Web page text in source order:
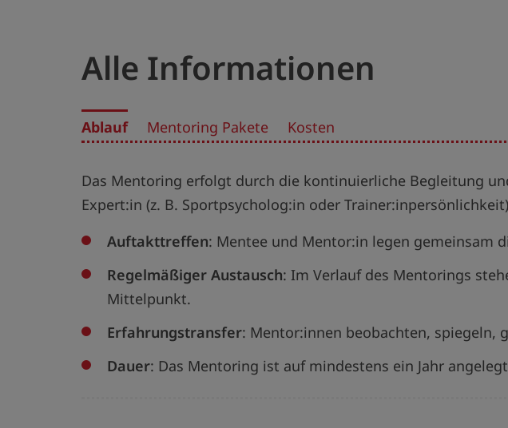
Alle Informationen
Ablauf Mentoring Pakete Kosten
Das Mentoring erfolgt durch die kontinuierliche Begleitung
Expert:in (z. B. Sportpsycholog:in oder
Auftakttreffen: Mentee und Mentor:in legen gemeinsam
Regelmäßiger Austausch: Im Verlauf des Mentorings
Mittelpunkt.
Erfahrungstransfer: Mentor:innen beobachten, spiegeln,
Dauer: Das Mentoring ist auf mindestens ein Jahr